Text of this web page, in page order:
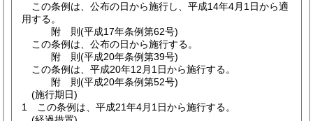
この条例は、公布の日から施行し、平成14年4月1日から適
用する。
附 則(平成17年条例第62号)
この条例は、公布の日から施行する。
附 則(平成20年条例第39号)
この条例は、平成20年12月1日から施行する。
附 則(平成20年条例第52号)
(施行期日)
1
この条例は、平成21年4月1日から施行する。